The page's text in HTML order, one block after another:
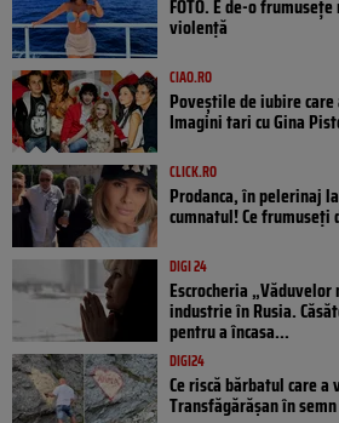
FOTO. E de-o
violență
CIAO.RO
Poveştile de iubire
Imagini tari cu Gina
CLICK.RO
Prodanca, în pelerinaj
cumnatul! Ce
DIGI 24
Escrocheria
industrie în Rusia.
pentru a încasa...
DIGI24
Ce riscă bărbatul care
Transfăgărășan în